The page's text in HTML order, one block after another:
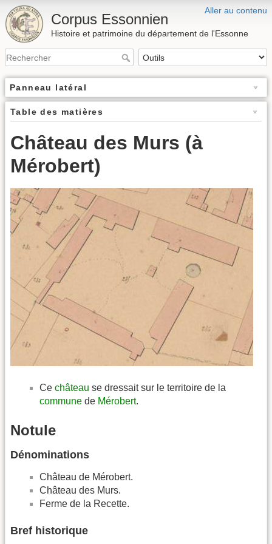
Aller au contenu
Corpus Essonnien
Histoire et patrimoine du département de l'Essonne
Panneau latéral
Table des matières
Château des Murs (à
Mérobert)
Ce château se dressait sur le territoire de la
commune de Mérobert.
Notule
Dénominations
Château de Mérobert.
Château des Murs.
Ferme de la Recette.
Bref historique